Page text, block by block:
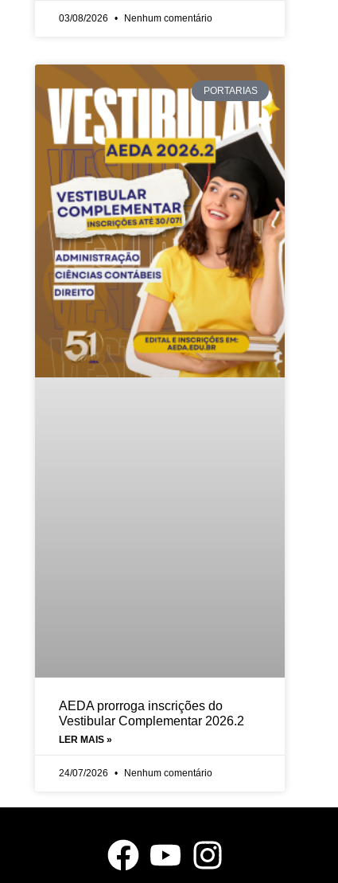
03/08/2026 Nenhum comentário
PORTARIAS
AEDA prorroga inscrições do
Vestibular Complementar 2026.2
LER MAIS »
24/07/2026 Nenhum comentário